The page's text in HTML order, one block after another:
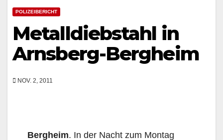
POLIZEIBERICHT
Metalldiebstahl in
Arnsberg-Bergheim
NOV. 2, 2011
Bergheim. In der Nacht zum Montag